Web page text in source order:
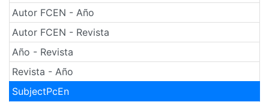
Autor FCEN - Año
Autor FCEN - Revista
Año - Revista
Revista - Año
SubjectPcEn